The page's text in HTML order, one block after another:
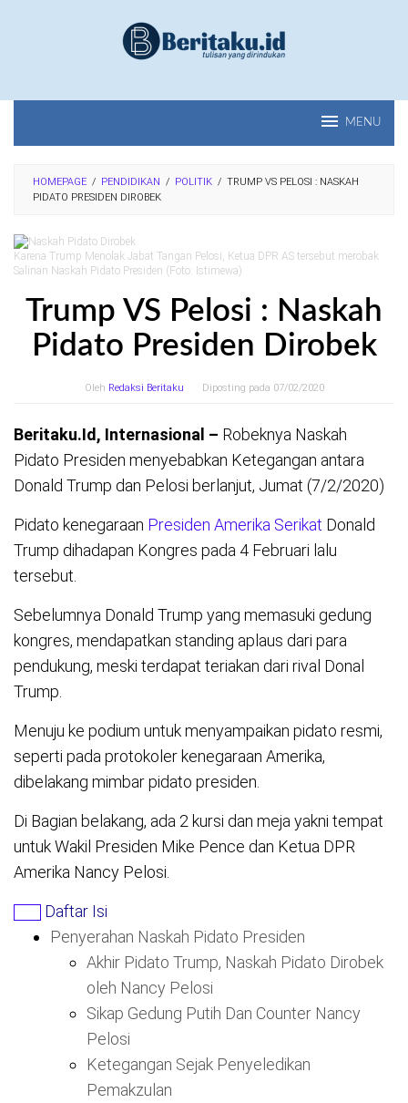
MENU
HOMEPAGE / PENDIDIKAN / POLITIK / TRUMP VS PELOSI : NASKAH
PIDATO PRESIDEN DIROBEK
Karena Trump Menolak Jabat Tangan Pelosi, Ketua DPR AS tersebut merobak
Salinan Naskah Pidato Presiden (Foto: Istimewa)
Trump VS Pelosi : Naskah
Pidato Presiden Dirobek
Oleh Redaksi Beritaku Diposting pada 07/02/2020
Beritaku.Id, Internasional – Robeknya Naskah
Pidato Presiden menyebabkan Ketegangan antara
Donald Trump dan Pelosi berlanjut, Jumat (7/2/2020)
Pidato kenegaraan Presiden Amerika Serikat Donald
Trump dihadapan Kongres pada 4 Februari lalu
tersebut.
Sebelumnya Donald Trump yang memasuki gedung
kongres, mendapatkan standing aplaus dari para
pendukung, meski terdapat teriakan dari rival Donal
Trump.
Menuju ke podium untuk menyampaikan pidato resmi,
seperti pada protokoler kenegaraan Amerika,
dibelakang mimbar pidato presiden.
Di Bagian belakang, ada 2 kursi dan meja yakni tempat
untuk Wakil Presiden Mike Pence dan Ketua DPR
Amerika Nancy Pelosi.
Daftar Isi
Penyerahan Naskah Pidato Presiden
Akhir Pidato Trump, Naskah Pidato Dirobek
oleh Nancy Pelosi
Sikap Gedung Putih Dan Counter Nancy
Pelosi
Ketegangan Sejak Penyeledikan
Pemakzulan